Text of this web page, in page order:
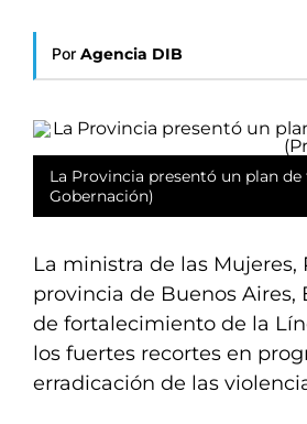
Por Agencia DIB
La Provincia presentó un plan
Gobernación)
La ministra de las
provincia de Buenos Aires,
de fortalecimiento de la
los fuertes recortes en
erradicación de las